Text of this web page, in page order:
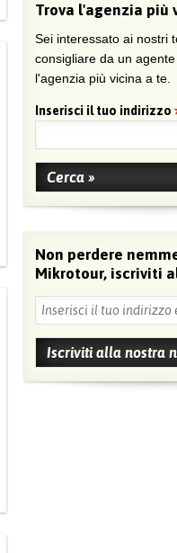
Trova l'agenzia più
Sei interessato ai nostri
consigliare da un
l'agenzia più vicina a te.
Inserisci il tuo indirizzo
Non perdere
Mikrotour, iscriviti